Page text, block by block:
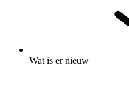
Wat is er nieuw